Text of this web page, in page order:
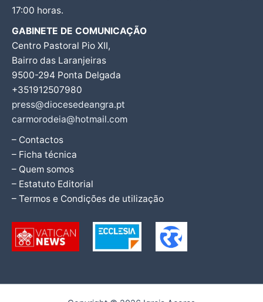
17:00 horas.
GABINETE DE COMUNICAÇÃO
Centro Pastoral Pio XII,
Bairro das Laranjeiras
9500-294 Ponta Delgada
+351912507980
press@diocesedeangra.pt
carmorodeia@hotmail.com
– Contactos
– Ficha técnica
– Quem somos
– Estatuto Editorial
– Termos e Condições de utilização